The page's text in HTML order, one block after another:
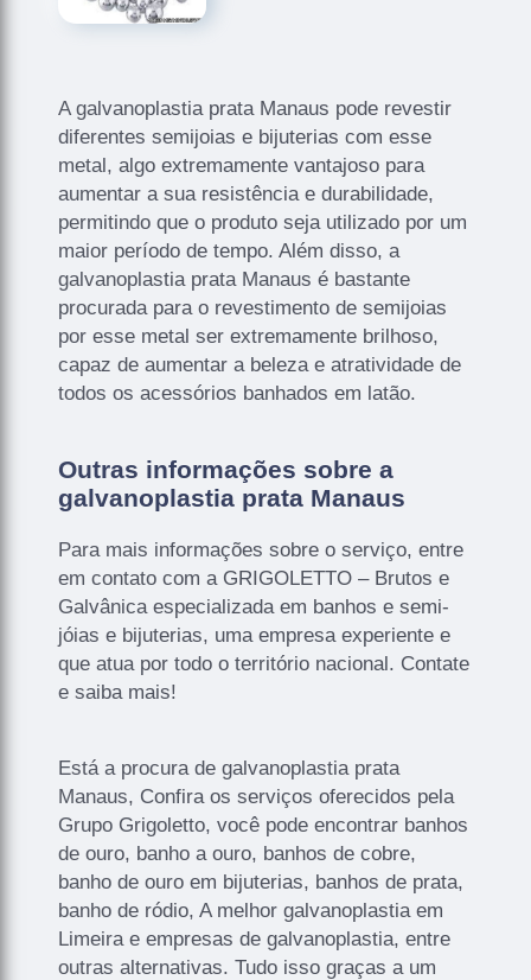
A galvanoplastia prata Manaus pode revestir
diferentes semijoias e bijuterias com esse
metal, algo extremamente vantajoso para
aumentar a sua resistência e durabilidade,
permitindo que o produto seja utilizado por um
maior período de tempo. Além disso, a
galvanoplastia prata Manaus é bastante
procurada para o revestimento de semijoias
por esse metal ser extremamente brilhoso,
capaz de aumentar a beleza e atratividade de
todos os acessórios banhados em latão.
Outras informações sobre a
galvanoplastia prata Manaus
Para mais informações sobre o serviço, entre
em contato com a GRIGOLETTO – Brutos e
Galvânica especializada em banhos e semi-
jóias e bijuterias, uma empresa experiente e
que atua por todo o território nacional. Contate
e saiba mais!
Está a procura de galvanoplastia prata
Manaus, Confira os serviços oferecidos pela
Grupo Grigoletto, você pode encontrar banhos
de ouro, banho a ouro, banhos de cobre,
banho de ouro em bijuterias, banhos de prata,
banho de ródio, A melhor galvanoplastia em
Limeira e empresas de galvanoplastia, entre
outras alternativas. Tudo isso graças a um